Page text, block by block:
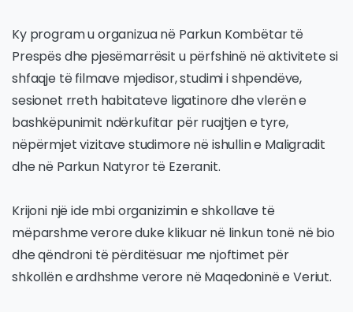
Ky program u organizua në Parkun Kombëtar të
Prespës dhe pjesëmarrësit u përfshinë në aktivitete si
shfaqje të filmave mjedisor, studimi i shpendëve,
sesionet rreth habitateve ligatinore dhe vlerën e
bashkëpunimit ndërkufitar për ruajtjen e tyre,
nëpërmjet vizitave studimore në ishullin e Maligradit
dhe në Parkun Natyror të Ezeranit.
Krijoni një ide mbi organizimin e shkollave të
mëparshme verore duke klikuar në linkun tonë në bio
dhe qëndroni të përditësuar me njoftimet për
shkollën e ardhshme verore në Maqedoninë e Veriut.